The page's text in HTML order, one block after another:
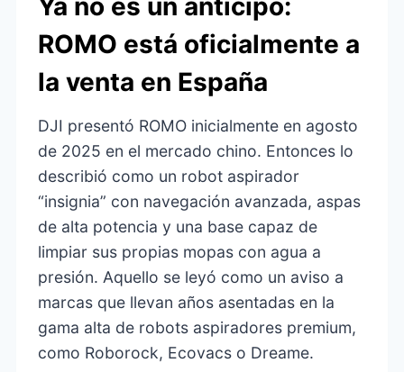
Ya no es un anticipo:
ROMO está oficialmente a
la venta en España
DJI presentó ROMO inicialmente en agosto
de 2025 en el mercado chino. Entonces lo
describió como un robot aspirador
“insignia” con navegación avanzada, aspas
de alta potencia y una base capaz de
limpiar sus propias mopas con agua a
presión. Aquello se leyó como un aviso a
marcas que llevan años asentadas en la
gama alta de robots aspiradores premium,
como Roborock, Ecovacs o Dreame.